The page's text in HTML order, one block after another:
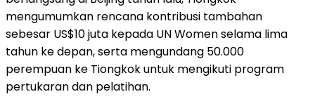
mengumumkan rencana kontribusi tambahan
sebesar US$10 juta kepada UN Women selama lima
tahun ke depan, serta mengundang 50.000
perempuan ke Tiongkok untuk mengikuti program
pertukaran dan pelatihan.